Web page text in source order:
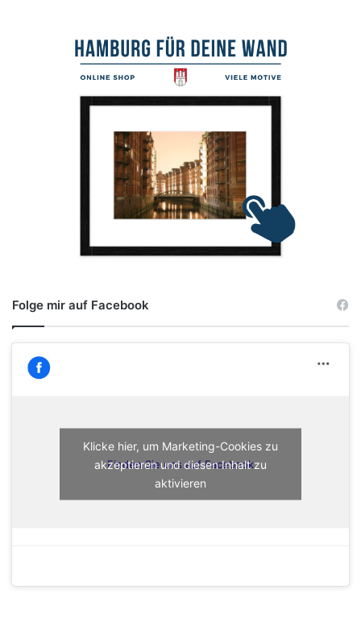
Folge mir auf Facebook
Finden Sie uns auf Facebook
Klicke hier, um Marketing-Cookies zu
akzeptieren und diesen Inhalt zu
aktivieren